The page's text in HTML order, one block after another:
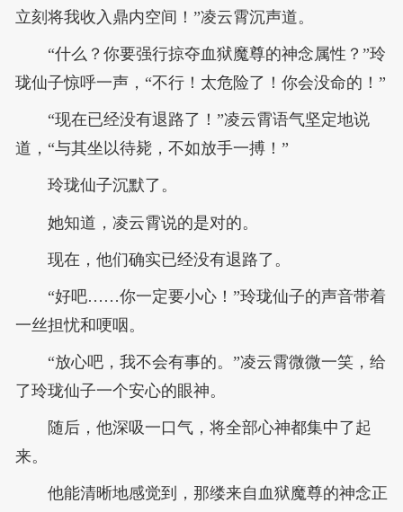
立刻将我收入鼎内空间！”凌云霄沉声道。
“什么？你要强行掠夺血狱魔尊的神念属性？”玲
珑仙子惊呼一声，“不行！太危险了！你会没命的！”
“现在已经没有退路了！”凌云霄语气坚定地说
道，“与其坐以待毙，不如放手一搏！”
玲珑仙子沉默了。
她知道，凌云霄说的是对的。
现在，他们确实已经没有退路了。
“好吧……你一定要小心！”玲珑仙子的声音带着
一丝担忧和哽咽。
“放心吧，我不会有事的。”凌云霄微微一笑，给
了玲珑仙子一个安心的眼神。
随后，他深吸一口气，将全部心神都集中了起
来。
他能清晰地感觉到，那缕来自血狱魔尊的神念正